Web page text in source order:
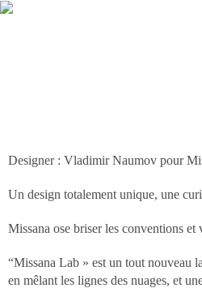
Designer : Vladimir Naumov pour
Un design totalement unique, une
Missana ose briser les conventions
“Missana Lab » est un tout nouveau
en mêlant les lignes des nuages, et